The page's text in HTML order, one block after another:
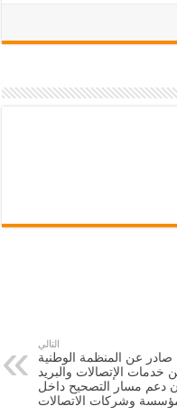
التالي
صادر عن المنظمة الوطنية
خدمات الإتصالات والبريد
دعم مسار التصحيح داخل
وشركات الاتصالات